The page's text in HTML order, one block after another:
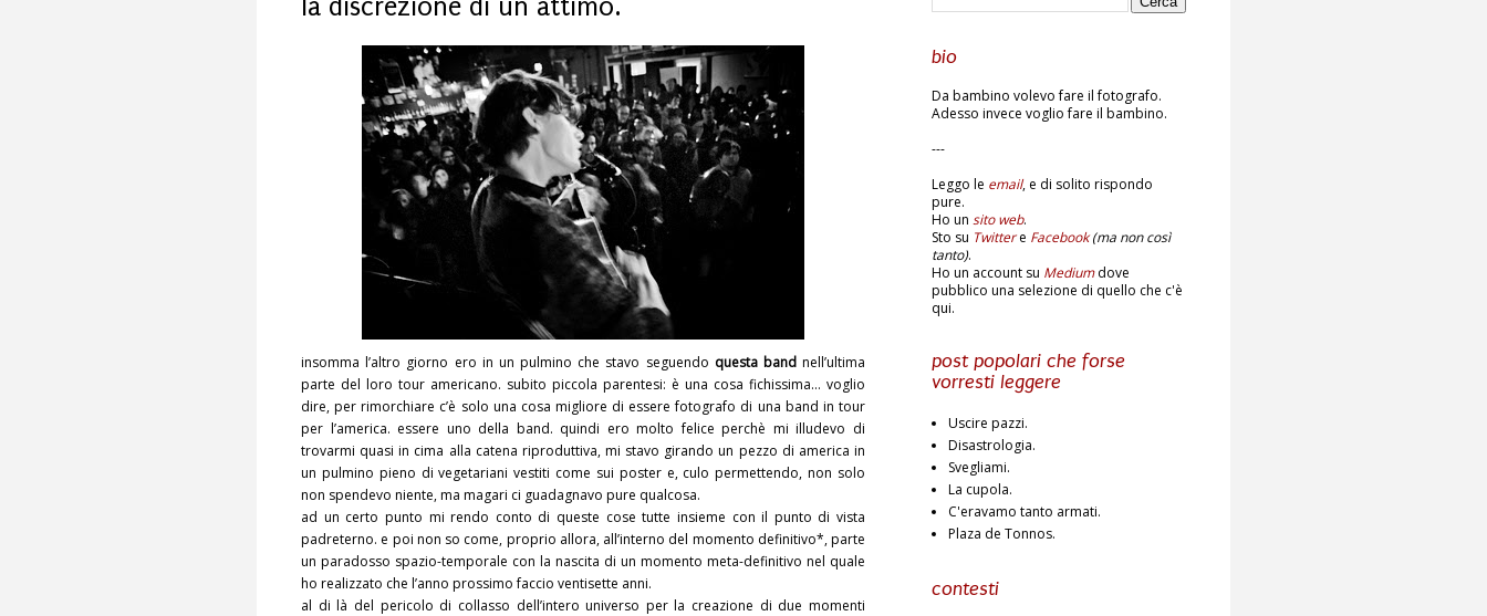
la discrezione di un attimo.
insomma l’altro giorno ero in un pulmino che stavo seguendo questa bandnell’ultima
parte del loro tour americano. subito piccola parentesi: è una cosa fichissima… voglio
dire, per rimorchiare c’è solo una cosa migliore di essere fotografo di una band in tour
per l’america. essere uno della band. quindi ero molto felice perchè mi illudevo di
trovarmi quasi in cima alla catena riproduttiva, mi stavo girando un pezzo di america in
un pulmino pieno di vegetariani vestiti come sui poster e, culo permettendo, non solo
non spendevo niente, ma magari ci guadagnavo pure qualcosa.
ad un certo punto mi rendo conto di queste cose tutte insieme con il punto di vista
padreterno. e poi non so come, proprio allora, all’interno del momento definitivo*, parte
un paradosso spazio-temporale con la nascita di un momento meta-definitivo nel quale
ho realizzato che l’anno prossimo faccio ventisette anni.
al di là del pericolo di collasso dell’intero universo per la creazione di due momenti
bio
Da bambino volevo fare il fotografo.
Adesso invece voglio fare il bambino.
---
Leggo le email, e di solito rispondo
pure.
Ho un sito web.
Sto su Twitter e Facebook(ma non così
tanto).
Ho un account su Mediumdove
pubblico una selezione di quello che c'è
qui.
post popolari che forse
vorresti leggere
Uscire pazzi.
Disastrologia.
Svegliami.
La cupola.
C'eravamo tanto armati.
Plaza de Tonnos.
contesti